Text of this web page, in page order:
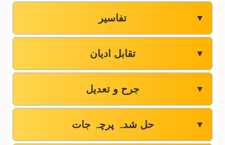
تفاسیر ▼
تقابل ادیان ▼
جرح و تعدیل ▼
حل شدہ پرچہ جات ▼